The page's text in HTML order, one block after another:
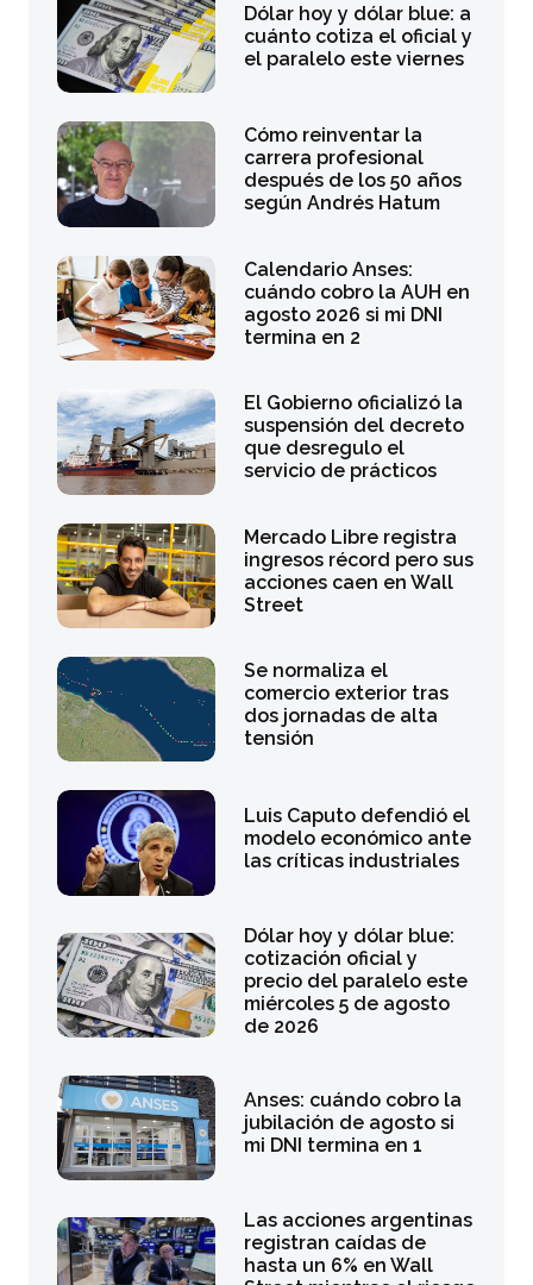
Dólar hoy y dólar blue: a
cuánto cotiza el oficial y
el paralelo este viernes
Cómo reinventar la
carrera profesional
después de los 50 años
según Andrés Hatum
Calendario Anses:
cuándo cobro la AUH en
agosto 2026 si mi DNI
termina en 2
El Gobierno oficializó la
suspensión del decreto
que desregulo el
servicio de prácticos
Mercado Libre registra
ingresos récord pero sus
acciones caen en Wall
Street
Se normaliza el
comercio exterior tras
dos jornadas de alta
tensión
Luis Caputo defendió el
modelo económico ante
las críticas industriales
Dólar hoy y dólar blue:
cotización oficial y
precio del paralelo este
miércoles 5 de agosto
de 2026
Anses: cuándo cobro la
jubilación de agosto si
mi DNI termina en 1
Las acciones argentinas
registran caídas de
hasta un 6% en Wall